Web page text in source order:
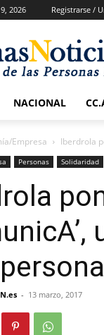
2026 Registrarse /
NACIONAL
Empresa Iberdrola
Personas Solidaridad
- 13 marzo, 2017